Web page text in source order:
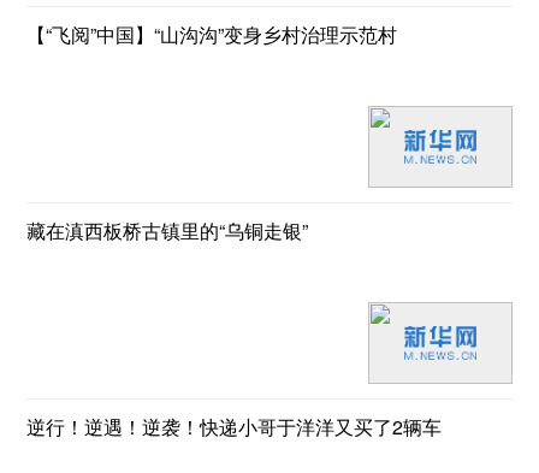
【“飞阅”中国】“山沟沟”变身乡村治理示范村
藏在滇西板桥古镇里的“乌铜走银”
逆行！逆遇！逆袭！快递小哥于洋洋又买了2辆车